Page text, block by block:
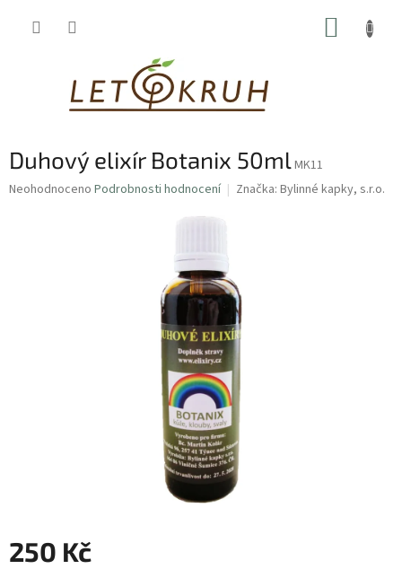
Duhový elixír Botanix 50mlMK11
Průměrné
Neohodnoceno Podrobnosti hodnocení Značka: Bylinné kapky, s.r.o.
250 Kč